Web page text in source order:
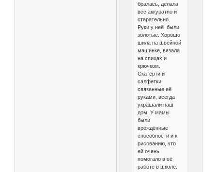
бралась, делала
всё аккуратно и
старательно.
Руки у неё были
золотые. Хорошо
шила на швейной
машинке, вязала
на спицах и
крючком.
Скатерти и
салфетки,
связанные её
руками, всегда
украшали наш
дом. У мамы
были
врождённые
способности и к
рисованию, что
ей очень
помогало в её
работе в школе.